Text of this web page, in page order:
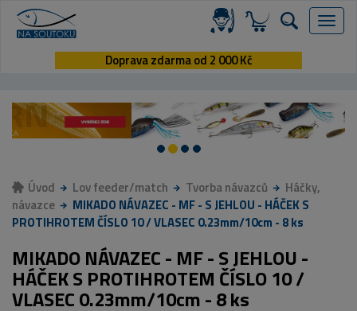
Menu
Doprava zdarma od 2 000 Kč
Úvod Lov feeder/match Tvorba návazců
Háčky,
návazce
MIKADO NÁVAZEC - MF - S JEHLOU - HÁČEK S
PROTIHROTEM ČÍSLO 10 / VLASEC 0.23mm/10cm - 8 ks
MIKADO NÁVAZEC - MF - S JEHLOU -
HÁČEK S PROTIHROTEM ČÍSLO 10 /
VLASEC 0.23mm/10cm - 8 ks